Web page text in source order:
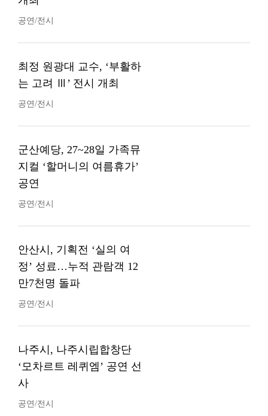
공연/전시
최정 원광대 교수, ‘부활하
는 고려 Ⅲ’ 전시 개최
공연/전시
군산예당, 27~28일 가족뮤
지컬 ‘할머니의 여름휴가’
공연
공연/전시
안산시, 기획전 ‘실의 여
정’ 성료…누적 관람객 12
만7천명 돌파
공연/전시
나주시, 나주시립합창단
‘모차르트 레퀴엠’ 공연 선
사
공연/전시